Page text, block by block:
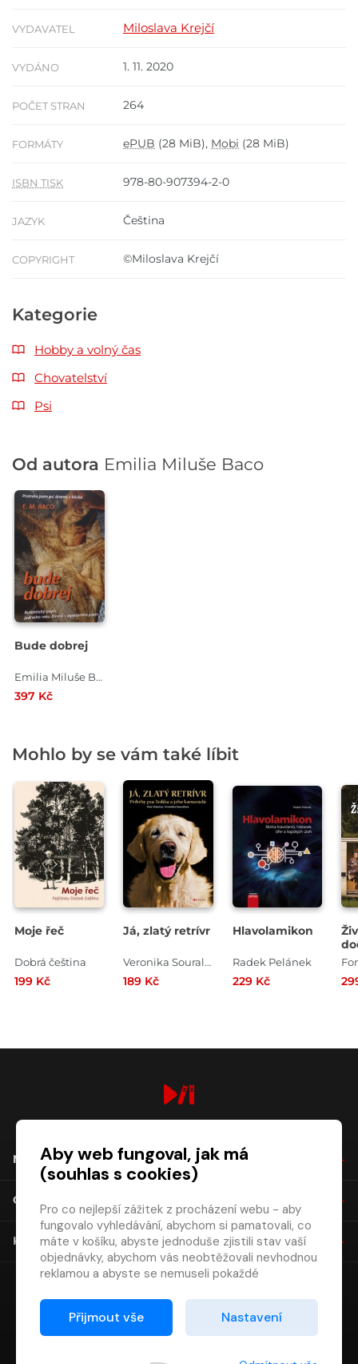
VYDAVATEL Miloslava Krejčí
VYDÁNO 1. 11. 2020
POČET STRAN 264
FORMÁTY ePUB (28 MiB), Mobi (28 MiB)
ISBN TISK 978-80-907394-2-0
JAZYK Čeština
COPYRIGHT ©Miloslava Krejčí
Kategorie
Hobby a volný čas
Chovatelství
Psi
Od autora Emilia Miluše Baco
Bude dobrej
Emilia Miluše Baco
397 Kč
Mohlo by se vám také líbit
Moje řeč
Dobrá čeština
199 Kč
Já, zlatý retrívr
Veronika Souralová , Dan Materna
189 Kč
Hlavolamikon
Radek Pelánek
229 Kč
NÁKUP
O SPOLEČNOSTI
KONTAKT
Aby web fungoval, jak má
(souhlas s cookies)
Pro co nejlepší zážitek z procházení webu - aby
fungovalo vyhledávání, abychom si pamatovali, co
máte v košíku, abyste jednoduše zjistili stav vaší
objednávky, abychom vás neobtěžovali nevhodnou
reklamou a abyste se nemuseli pokaždé
Proto od vás potřebujeme souhlas se
zpracováním souborů cookies
Přijmout vše Nastavení